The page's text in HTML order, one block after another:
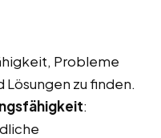
Probleme
Lösungen zu finden.
: